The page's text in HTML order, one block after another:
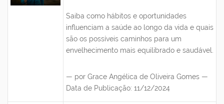
Saiba como hábitos e oportunidades
influenciam a saúde ao longo da vida e quais
são os possíveis caminhos para um
envelhecimento mais equilibrado e saudável.
— por Grace Angélica de Oliveira Gomes —
Data de Publicação: 11/12/2024